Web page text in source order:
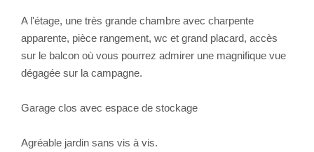
A l'étage, une très grande chambre avec charpente
apparente, pièce rangement, wc et grand placard, accès
sur le balcon où vous pourrez admirer une magnifique vue
dégagée sur la campagne.
Garage clos avec espace de stockage
Agréable jardin sans vis à vis.